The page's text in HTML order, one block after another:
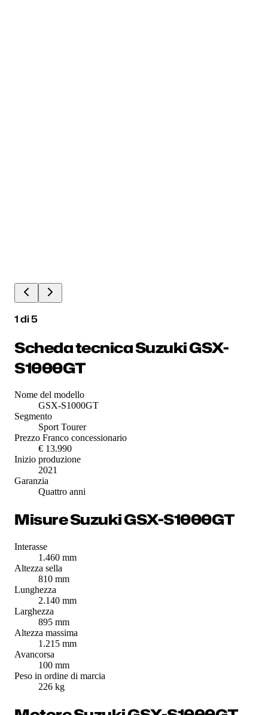
1di5
Scheda tecnica Suzuki GSX-
S1000GT
Nome del modello
GSX-S1000GT
Segmento
Sport Tourer
Prezzo Franco concessionario
€ 13.990
Inizio produzione
2021
Garanzia
Quattro anni
Misure Suzuki GSX-S1000GT
Interasse
1.460 mm
Altezza sella
810 mm
Lunghezza
2.140 mm
Larghezza
895 mm
Altezza massima
1.215 mm
Avancorsa
100 mm
Peso in ordine di marcia
226 kg